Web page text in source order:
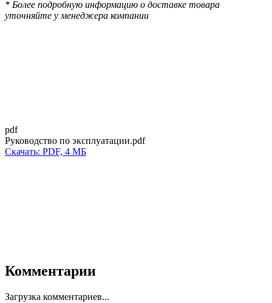
* Более подробную информацию о доставке товара
уточняйте у менеджера компании
pdf
Руководство по эксплуатации.pdf
Скачать: PDF, 4 МБ
Комментарии
Загрузка комментариев...